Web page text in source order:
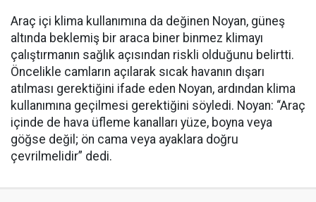
Araç içi klima kullanımına da değinen Noyan, güneş
altında beklemiş bir araca biner binmez klimayı
çalıştırmanın sağlık açısından riskli olduğunu belirtti.
Öncelikle camların açılarak sıcak havanın dışarı
atılması gerektiğini ifade eden Noyan, ardından klima
kullanımına geçilmesi gerektiğini söyledi. Noyan: “Araç
içinde de hava üfleme kanalları yüze, boyna veya
göğse değil; ön cama veya ayaklara doğru
çevrilmelidir” dedi.